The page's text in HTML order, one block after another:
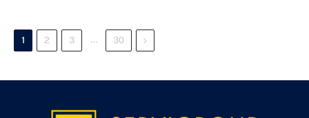
1 2 3 … 30 Next